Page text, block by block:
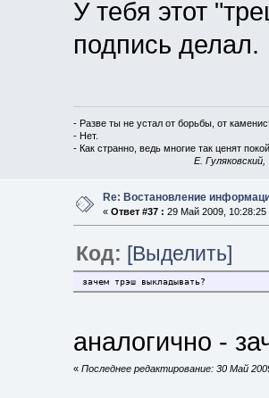
У тебя этот
подпись делал.
- Разве ты не устал от борьбы, от
- Нет.
- Как странно, ведь многие так ценят
E.
Re: Востановление
« Ответ #37 : 29 Май 2009, 10:28:25
Код: [Выделить]
зачем трэш выкладывать?
аналогично -
«Последнее редактирование: 30 Май